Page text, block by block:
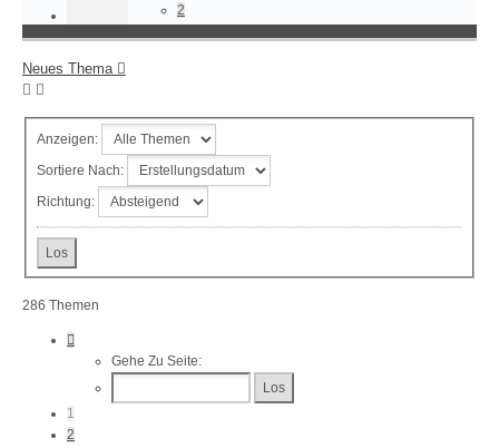
2
Neues Thema
Anzeigen:
Sortiere Nach:
Richtung:
286 Themen
Gehe Zu Seite:
1
2